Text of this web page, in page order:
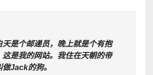
天是个邮递员，晚上就是个有抱
这是我的网站。我住在天朝的帝
Jack的狗。